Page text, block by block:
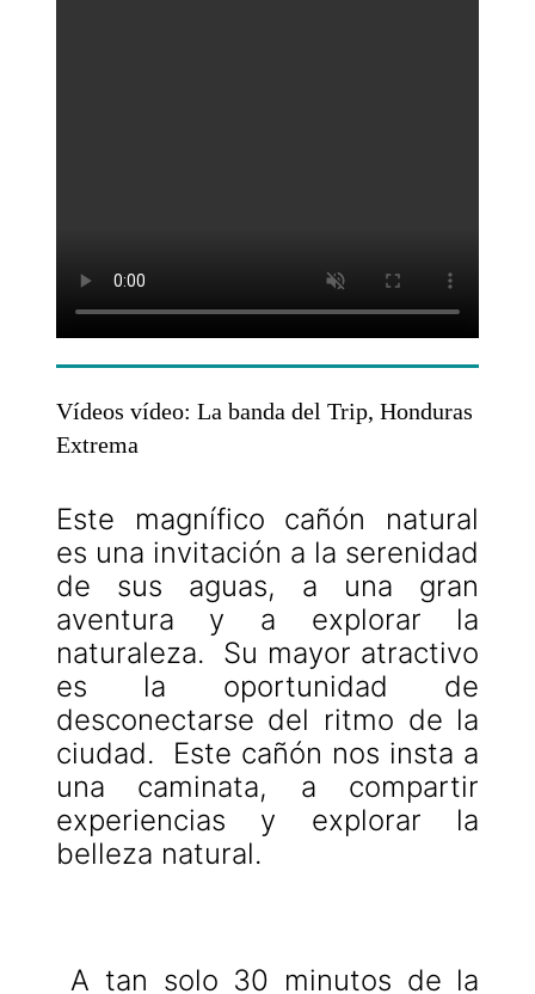
Vídeos vídeo: La banda del Trip, Honduras
Extrema
Este magnífico cañón natural
es una invitación a la serenidad
de sus aguas, a una gran
aventura y a explorar la
naturaleza. Su mayor atractivo
es la oportunidad de
desconectarse del ritmo de la
ciudad. Este cañón nos insta a
una caminata, a compartir
experiencias y explorar la
belleza natural.
A tan solo 30 minutos de la